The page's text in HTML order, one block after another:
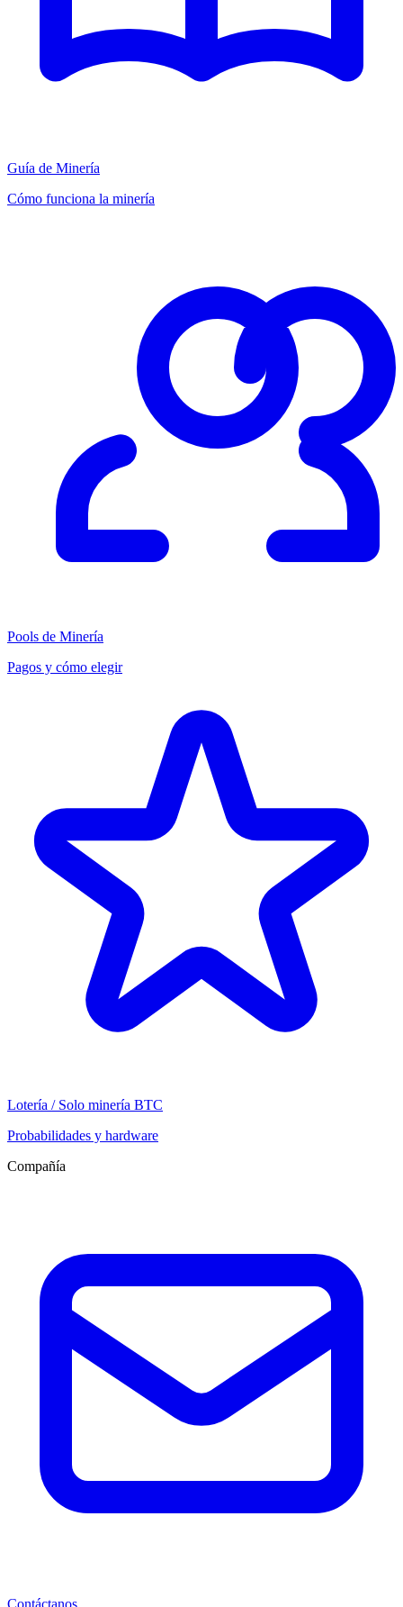
Guía de Minería
Cómo funciona la minería
Pools de Minería
Pagos y cómo elegir
Lotería / Solo minería BTC
Probabilidades y hardware
Compañía
Contáctanos